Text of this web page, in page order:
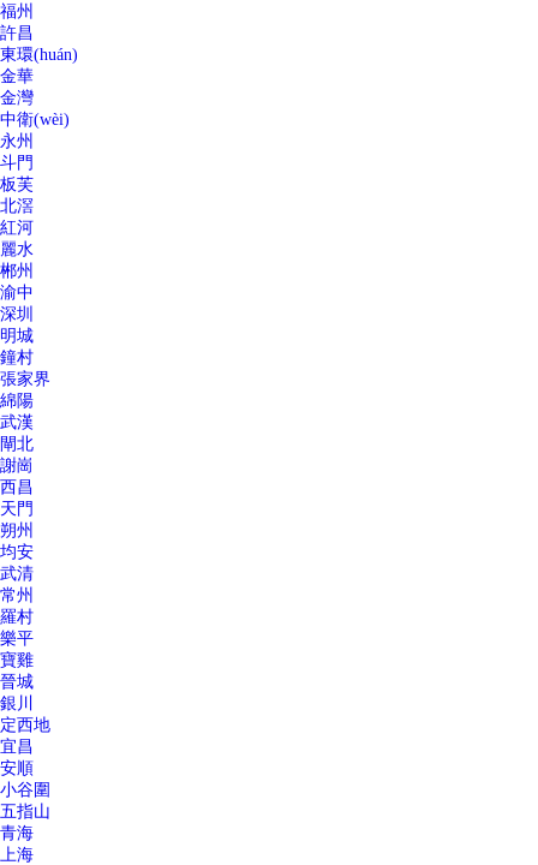
福州
許昌
東環(huán)
金華
金灣
中衛(wèi)
永州
斗門
板芙
北滘
紅河
麗水
郴州
渝中
深圳
明城
鐘村
張家界
綿陽
武漢
閘北
謝崗
西昌
天門
朔州
均安
武清
常州
羅村
樂平
寶雞
晉城
銀川
定西地
宜昌
安順
小谷圍
五指山
青海
上海